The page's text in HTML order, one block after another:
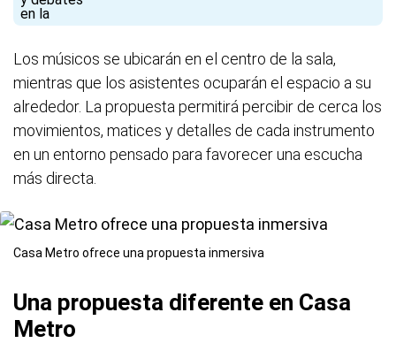
Los músicos se ubicarán en el centro de la sala,
mientras que los asistentes ocuparán el espacio a su
alrededor. La propuesta permitirá percibir de cerca los
movimientos, matices y detalles de cada instrumento
en un entorno pensado para favorecer una escucha
más directa.
Casa Metro ofrece una propuesta inmersiva
Una propuesta diferente en Casa
Metro